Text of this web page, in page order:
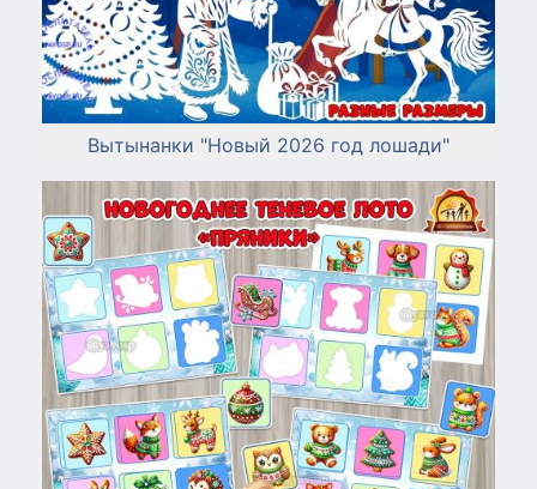
Вытынанки "Новый 2026 год лошади"